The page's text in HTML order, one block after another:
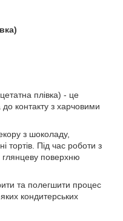
плівка) - це
контакту з харчовими
з шоколаду,
тортів. Під час роботи з
глянцеву поверхню
та полегшити процес
кондитерських